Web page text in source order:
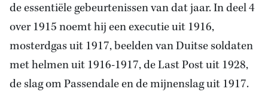
de essentiële gebeurtenissen van dat jaar. In deel 4
over 1915 noemt hij een executie uit 1916,
mosterdgas uit 1917, beelden van Duitse soldaten
met helmen uit 1916-1917, de Last Post uit 1928,
de slag om Passendale en de mijnenslag uit 1917.